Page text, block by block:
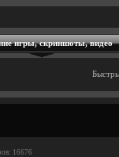
игры, скриншоты, видео
16676